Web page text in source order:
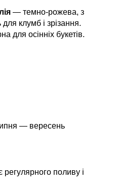
— темно-рожева, з
клумб і зрізання.
для осінніх букетів.
— вересень
поливу і